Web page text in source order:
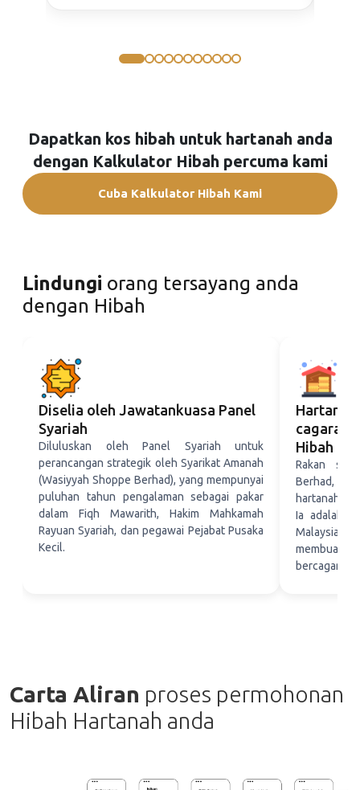
Dapatkan kos hibah untuk hartanah anda
dengan Kalkulator Hibah percuma kami
Cuba Kalkulator Hibah Kami
Lindungi orang tersayang anda
dengan Hibah
Diselia oleh Jawatankuasa Panel
Syariah
Diluluskan oleh Panel Syariah untuk
perancangan strategik oleh Syarikat Amanah
(Wasiyyah Shoppe Berhad), yang mempunyai
puluhan tahun pengalaman sebagai pakar
dalam Fiqh Mawarith, Hakim Mahkamah
Rayuan Syariah, dan pegawai Pejabat Pusaka
Kecil.
cagaran
Hibah
Rakan
Berhad,
hartanah
Ia adalah
Malaysia
membuat
bercagar.
Carta Aliran proses permohonan
Hibah Hartanah anda